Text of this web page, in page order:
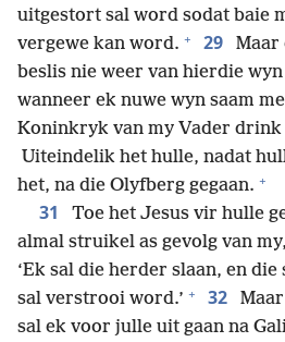
uitgestort sal word sodat baie
vergewe kan word. + 29
Maar
beslis nie weer van hierdie
wanneer ek nuwe wyn saam
Koninkryk van my Vader drink
Uiteindelik het hulle, nadat
het, na die Olyfberg gegaan. +
31
Toe het Jesus vir hulle
almal struikel as gevolg van
‘Ek sal die herder slaan, en
sal verstrooi word.’ + 32
sal ek voor julle uit gaan na